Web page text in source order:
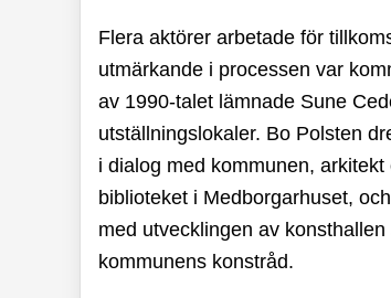
Flera aktörer arbetade för
utmärkande i processen var
av 1990-talet lämnade Sune
utställningslokaler. Bo Polsten
i dialog med kommunen,
biblioteket i Medborgarhuset,
med utvecklingen av
kommunens konstråd.